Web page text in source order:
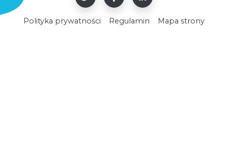
Polityka prywatności Regulamin Mapa strony